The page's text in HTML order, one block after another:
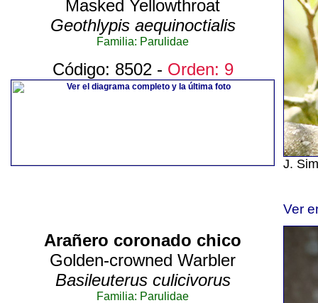
Masked Yellowthroat
Geothlypis aequinoctialis
Familia: Parulidae
Código: 8502 - Orden: 9
J.
Ver
Arañero coronado chico
Golden-crowned Warbler
Basileuterus culicivorus
Familia: Parulidae